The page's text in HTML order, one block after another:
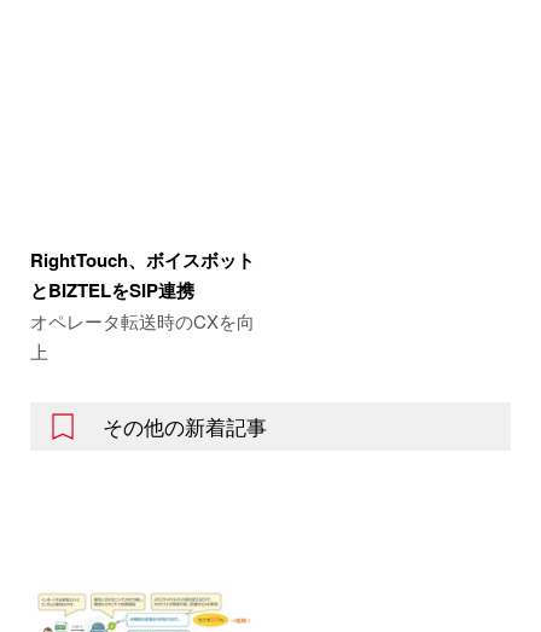
RightTouch、ボイスボット
とBIZTELをSIP連携
オペレータ転送時のCXを向
上
その他の新着記事